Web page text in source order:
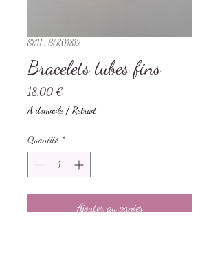
SKU : BTR01812
Bracelets tubes fins
18,00 €
A domicile / Retrait
Quantité *
Ajouter au panier